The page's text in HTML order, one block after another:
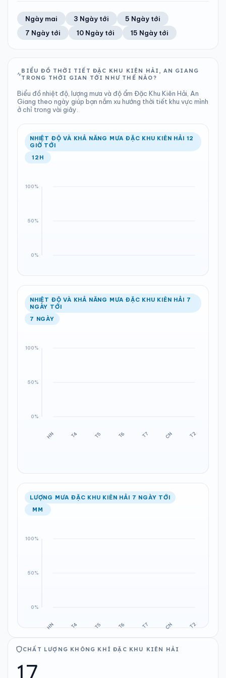
25°C 100%
Khả năng mưa
15.54 mm
Tổng cả ngày
1009 hPa
Bình thường
13
Chỉ số UV
Tốt
Ước lượng
24°C
Ổn định
100%
Khả năng mưa
Trung bình ngày Tốc độ gió
TIA UV TẦM NHÌN
LƯỢNG MƯA
12.18 mm
Tổng cả ngày
ÁP SUẤT
1009 hPa
Bình thường
Ổn định Khả năng mưa
Ngày mai 3 Ngày tới
5 Ngày tới
7 Ngày tới
10 Ngày tới 15 Ngày tới
BIỂU ĐỒ THỜI TIẾT ĐẶC KHU KIÊN HẢI, AN GIANG
TRONG THỜI GIAN TỚI NHƯ THẾ NÀO?
Biểu đồ nhiệt độ, lượng mưa và độ ẩm Đặc Khu Kiên Hải, An
Giang theo ngày giúp bạn nắm xu hướng thời tiết khu vực mình
ở chỉ trong vài giây.
NHIỆT ĐỘ VÀ KHẢ NĂNG MƯA ĐẶC KHU KIÊN HẢI 12
GIỜ TỚI
12H
NHIỆT ĐỘ VÀ KHẢ NĂNG MƯA ĐẶC KHU KIÊN HẢI 7
NGÀY TỚI
7 NGÀY
LƯỢNG MƯA ĐẶC KHU KIÊN HẢI 7 NGÀY TỚI
MM
CHẤT LƯỢNG KHÔNG KHÍ ĐẶC KHU KIÊN HẢI